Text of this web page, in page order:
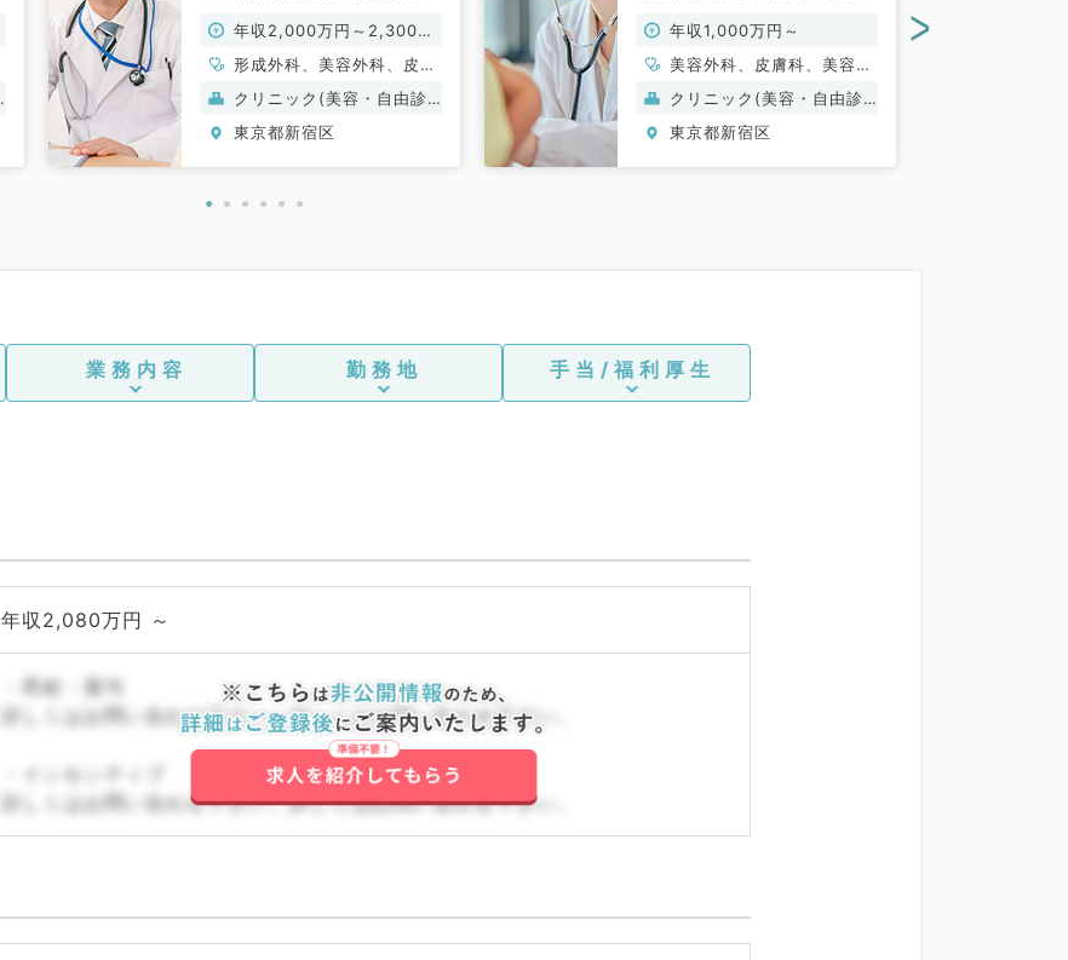
て成長できます！専門医を
お持ちの方なら2300万か
らスタート可（美容外科／
常勤）
年収2,000万円～2,300万
円
形成外科、美容外科、皮膚
科、美容皮膚科、科目不問
クリニック(美容・自由診
療）
東京都新宿区
美容皮膚科／常勤）
年収1,000万円～
美容外科、皮膚科、美容皮
膚科
クリニック(美容・自由診
療）
東京都新宿区
>
業務内容 勤務地 手当/福利厚生
年収2,080万円 ～
・昇給・賞与
詳しくはお問い合わせ下さい。詳しくはお問い合わせ下さい。
・インセンティブ
詳しくはお問い合わせ下さい。詳しくはお問い合わせ下さい。